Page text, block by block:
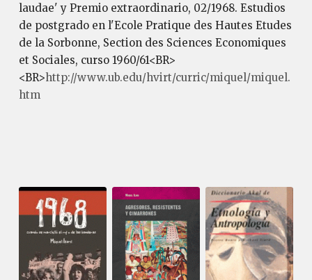
laudae' y Premio extraordinario, 02/1968. Estudios
de postgrado en l'Ecole Pratique des Hautes Etudes
de la Sorbonne, Section des Sciences Economiques
et Sociales, curso 1960/61<BR>
<BR>http://www.ub.edu/hvirt/curric/miquel/miquel.
htm